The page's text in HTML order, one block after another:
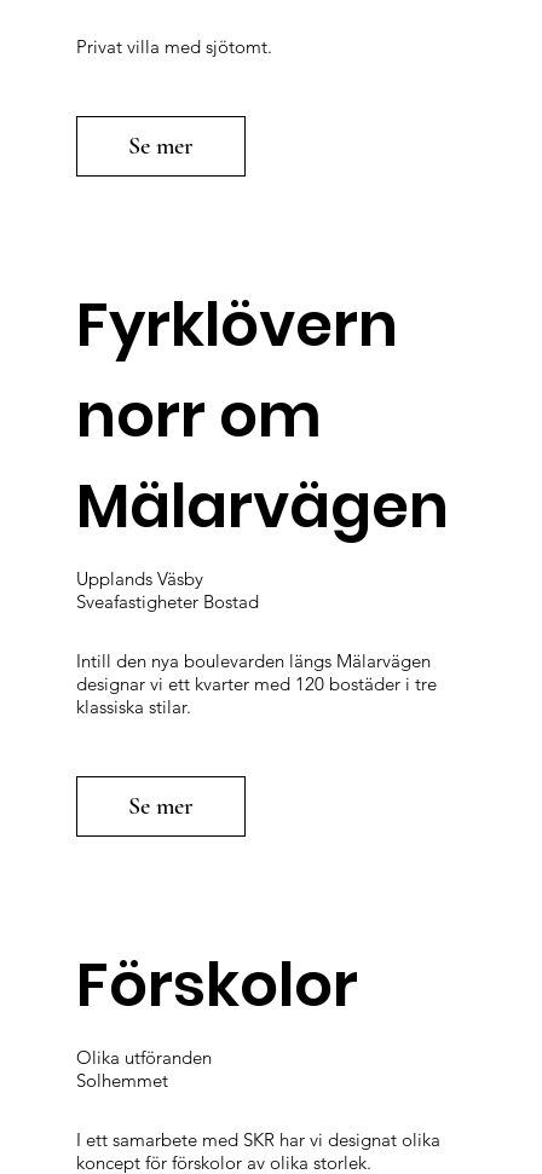
Privat villa med sjötomt.
Se mer
Fyrklövern
norr om
Mälarvägen
Upplands Väsby
Intill den nya boulevarden längs Mälarvägen
designar vi ett kvarter med 120 bostäder i tre
klassiska stilar.
Se mer
Sveafastigheter Bostad
Förskolor
Olika utföranden
I ett samarbete med SKR har vi designat olika
koncept för förskolor av olika storlek.
Solhemmet